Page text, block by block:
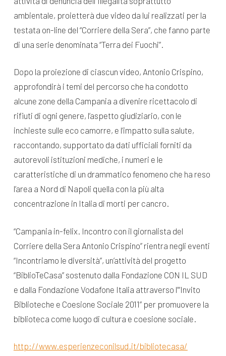
ambientale, proietterà due video da lui realizzati per la
testata on-line del “Corriere della Sera”, che fanno parte
di una serie denominata “Terra dei Fuochi”.
Dopo la proiezione di ciascun video, Antonio Crispino,
approfondirà i temi del percorso che ha condotto
alcune zone della Campania a divenire ricettacolo di
rifiuti di ogni genere, l’aspetto giudiziario, con le
inchieste sulle eco camorre, e l’impatto sulla salute,
raccontando, supportato da dati ufficiali forniti da
autorevoli istituzioni mediche, i numeri e le
caratteristiche di un drammatico fenomeno che ha reso
l’area a Nord di Napoli quella con la più alta
concentrazione in Italia di morti per cancro.
“Campania in-felix. Incontro con il giornalista del
Corriere della Sera Antonio Crispino” rientra negli eventi
“Incontriamo le diversità”, un’attività del progetto
“BiblioTeCasa” sostenuto dalla Fondazione CON IL SUD
e dalla Fondazione Vodafone Italia attraverso l’“Invito
Biblioteche e Coesione Sociale 2011” per promuovere la
biblioteca come luogo di cultura e coesione sociale.
http://www.esperienzeconilsud.it/bibliotecasa/
Seguici sui social: